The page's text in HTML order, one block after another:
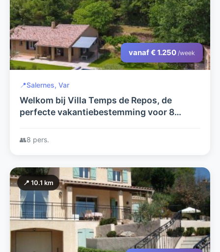
vanaf € 1.250 /week
📍Salernes, Var
Welkom bij Villa Temps de Repos, de
perfecte vakantiebestemming voor 8
privézwembad en een adembenemend
👥8 pers.
📍 10.1 km